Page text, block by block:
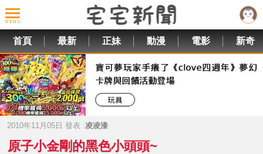
首頁 最新 正妹 動漫 電影 新奇
2010年11月05日 發表 :凌凌漆
原子小金剛的黑色小頭頭~